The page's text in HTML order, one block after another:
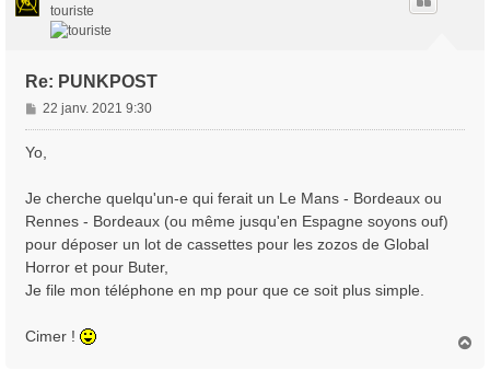
touriste
Re: PUNKPOST
M
e
s
g
e
22 janv. 2021 9:30
Yo,
Je cherche quelqu'un-e qui ferait un Le Mans - Bordeaux ou
Rennes - Bordeaux (ou même jusqu'en Espagne soyons ouf)
pour déposer un lot de cassettes pour les zozos de Global
Horror et pour Buter,
Je file mon téléphone en mp pour que ce soit plus simple.
Cimer !